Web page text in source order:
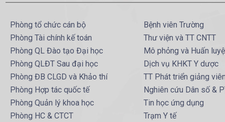
Phòng tổ chức cán bộ
Phòng Tài chính kế toán
Phòng QL Đào tạo Đại học
Phòng QLĐT Sau đại học
Phòng ĐB CLGD và Khảo thí
Phòng Hợp tác quốc tế
Phòng Quản lý khoa học
Phòng HC & CTCT
Bệnh viên Trường
Thư viện và TT CNTT
Mô phỏng và Huấn
Dịch vụ KHKT Y dược
TT Phát triển giảng
Nghiên cứu Dân số &
Tin học ứng dụng
Trạm Y tế